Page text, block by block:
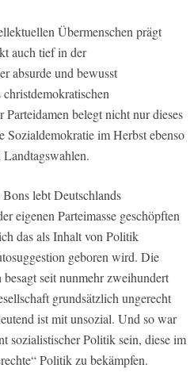
Übermenschen prägt
auch tief in der
absurde und bewusst
belegt nicht nur dieses
Sozialdemokratie im Herbst ebenso
lebt Deutschlands
eigenen Parteimasse geschöpften
das als Inhalt von Politik
geboren wird. Die
seit nunmehr zweihundert
grundsätzlich ungerecht
ist mit unsozial. Und so war
sozialistischer Politik sein, diese im
Politik zu bekämpfen.